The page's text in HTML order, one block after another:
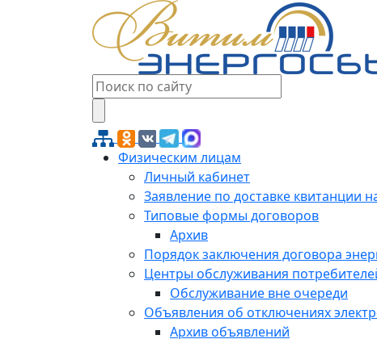
Физическим лицам
Личный кабинет
Заявление по доставке квитанции
Типовые формы договоров
Архив
Порядок заключения договора
Центры обслуживания
Обслуживание вне очереди
Объявления об отключениях
Архив объявлений